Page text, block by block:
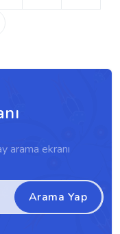
arama ekranı
Arama Yap